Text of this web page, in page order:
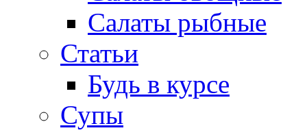
Салаты рыбные
Статьи
Будь в курсе
Супы